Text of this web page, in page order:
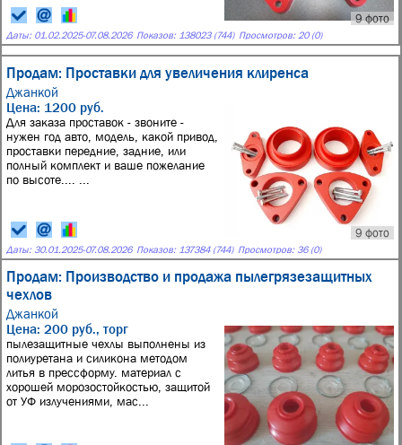
9 фото
Даты: 01.02.2025-07.08.2026 Показов: 138023 (744) Просмотров: 20 (0)
Продам: Проставки для увеличения клиренса
Джанкой
9 фото
Цена: 1200 руб.
Для заказа проставок - звоните -
нужен год авто, модель, какой привод,
проставки передние, задние, или
полный комплект и ваше пожелание
по высоте.... ...
Даты: 30.01.2025-07.08.2026 Показов: 137384 (744) Просмотров: 36 (0)
Продам: Производство и продажа пылегрязезащитных
чехлов
Джанкой
Цена: 200 руб., торг
пылезащитные чехлы выполнены из
полиуретана и силикона методом
литья в прессформу. материал с
хорошей морозостойкостью, защитой
от УФ излучениями, мас...